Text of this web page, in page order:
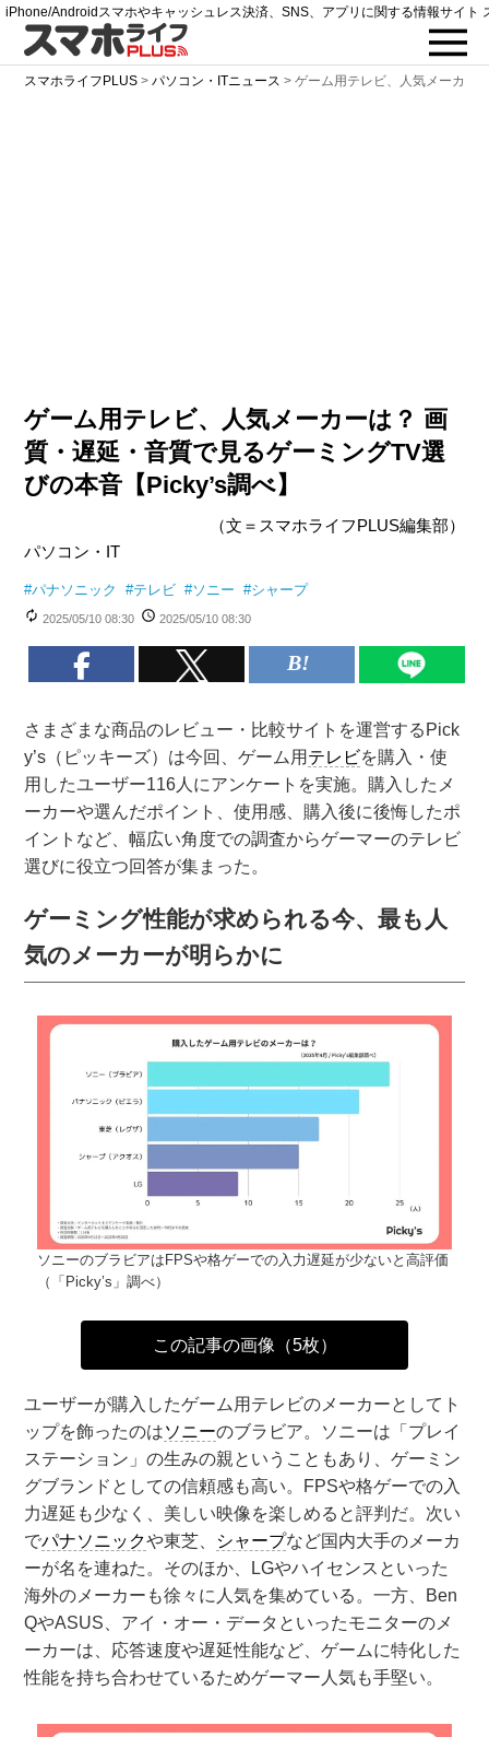
iPhone/Androidスマホやキャッシュレス決済、SNS、アプリに関する情報サイト
スマホライフPLUS >パソコン・ITニュース >ゲーム用テレビ、人気メーカー
ゲーム用テレビ、人気メーカーは？ 画
質・遅延・音質で見るゲーミングTV選
びの本音【Picky’s調べ】
（文＝スマホライフPLUS編集部）
パソコン・IT
#パナソニック #テレビ #ソニー #シャープ
2025/05/10 08:30 2025/05/10 08:30
さまざまな商品のレビュー・比較サイトを運営するPick
y’s（ピッキーズ）は今回、ゲーム用 テレビを購入・使
用したユーザー116人にアンケートを実施。購入したメ
ーカーや選んだポイント、使用感、購入後に後悔したポ
イントなど、幅広い角度での調査からゲーマーのテレビ
選びに役立つ回答が集まった。
ゲーミング性能が求められる今、最も人
気のメーカーが明らかに
ソニーのブラビアはFPSや格ゲーでの入力遅延が少ないと高評価
（「Picky’s」調べ）
この記事の画像（5枚）
ユーザーが購入したゲーム用テレビのメーカーとしてト
ップを飾ったのはソニーのブラビア。ソニーは「プレイ
ステーション」の生みの親ということもあり、ゲーミン
グブランドとしての信頼感も高い。FPSや格ゲーでの入
力遅延も少なく、美しい映像を楽しめると評判だ。次い
でパナソニックや東芝、 シャープなど国内大手のメーカ
ーが名を連ねた。そのほか、LGやハイセンスといった
海外のメーカーも徐々に人気を集めている。一方、Ben
QやASUS、アイ・オー・データといったモニターのメ
ーカーは、応答速度や遅延性能など、ゲームに特化した
性能を持ち合わせているためゲーマー人気も手堅い。